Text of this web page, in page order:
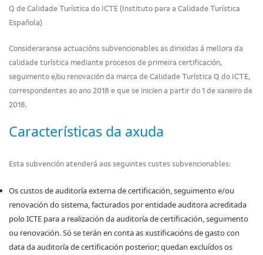
Q de Calidade Turística do ICTE (Instituto para a Calidade Turística
Española)
Consideraranse actuacións subvencionables as dirixidas á mellora da
calidade turística mediante procesos de primeira certificación,
seguimento e/ou renovación da marca de Calidade Turística Q do ICTE,
correspondentes ao ano 2018 e que se inicien a partir do 1 de xaneiro de
2018.
Características da axuda
Esta subvención atenderá aos seguintes custes subvencionables:
Os custos de auditoría externa de certificación, seguimento e/ou
renovación do sistema, facturados por entidade auditora acreditada
polo ICTE para a realización da auditoría de certificación, seguimento
ou renovación. Só se terán en conta as xustificacións de gasto con
data da auditoría de certificación posterior; quedan excluídos os